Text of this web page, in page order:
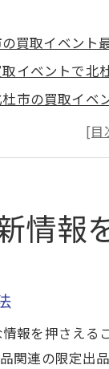
買取イベント
取イベントで北
市の買取イベ
新の買取イベン
市で話題の買
市イベント情
し物探しなら北
イベント参加
杜市イベントで
出し物を見逃
情報
報を押さえ
関連の限定